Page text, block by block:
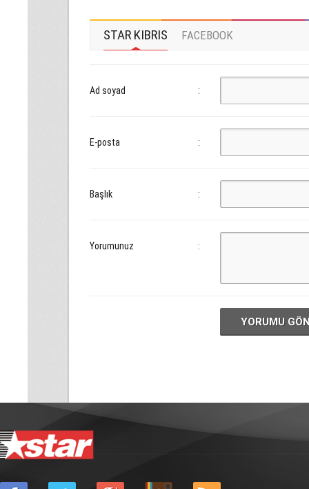
STAR KIBRIS FACEBOOK
Ad soyad :
E-posta :
Başlık :
Yorumunuz :
YORUMU